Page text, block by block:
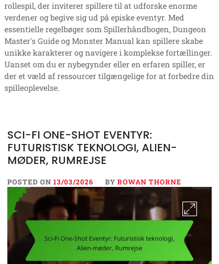
rollespil, der inviterer spillere til at udforske enorme
verdener og begive sig ud på episke eventyr. Med
essentielle regelbøger som Spillerhåndbogen, Dungeon
Master's Guide og Monster Manual kan spillere skabe
unikke karakterer og navigere i komplekse fortællinger.
Uanset om du er nybegynder eller en erfaren spiller, er
der et væld af ressourcer tilgængelige for at forbedre din
spilleoplevelse.
SCI-FI ONE-SHOT EVENTYR:
FUTURISTISK TEKNOLOGI, ALIEN-
MØDER, RUMREJSE
POSTED ON 13/03/2026 BY ROWAN THORNE